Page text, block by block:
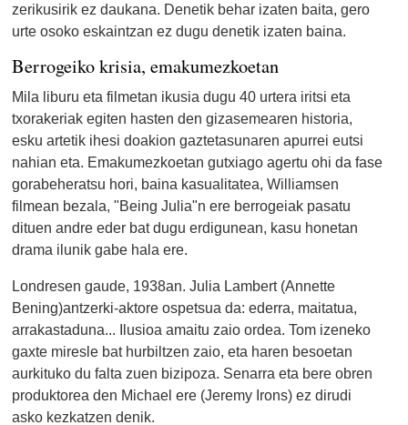
zerikusirik ez daukana. Denetik behar izaten baita, gero
urte osoko eskaintzan ez dugu denetik izaten baina.
Berrogeiko krisia, emakumezkoetan
Mila liburu eta filmetan ikusia dugu 40 urtera iritsi eta
txorakeriak egiten hasten den gizasemearen historia,
esku artetik ihesi doakion gaztetasunaren apurrei eutsi
nahian eta. Emakumezkoetan gutxiago agertu ohi da fase
gorabeheratsu hori, baina kasualitatea, Williamsen
filmean bezala, "Being Julia"n ere berrogeiak pasatu
dituen andre eder bat dugu erdigunean, kasu honetan
drama ilunik gabe hala ere.
Londresen gaude, 1938an. Julia Lambert (Annette
Bening)antzerki-aktore ospetsua da: ederra, maitatua,
arrakastaduna... Ilusioa amaitu zaio ordea. Tom izeneko
gaxte miresle bat hurbiltzen zaio, eta haren besoetan
aurkituko du falta zuen bizipoza. Senarra eta bere obren
produktorea den Michael ere (Jeremy Irons) ez dirudi
asko kezkatzen denik.